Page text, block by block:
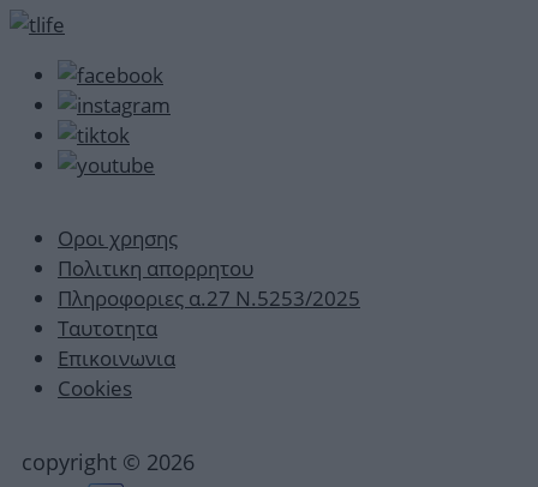
Οροι χρησης
Πολιτικη απορρητου
Πληροφοριες α.27 Ν.5253/2025
Ταυτοτητα
Επικοινωνια
Cookies
copyright © 2026